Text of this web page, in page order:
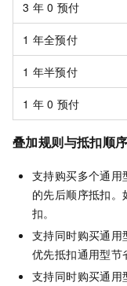
3 年 0 预付
1 年全预付
1 年半预付
1 年 0 预付
叠加规则与抵扣顺序
支持购买多个通用
的先后顺序抵扣
扣。
支持同时购买通用
优先抵扣通用型节
支持同时购买通用